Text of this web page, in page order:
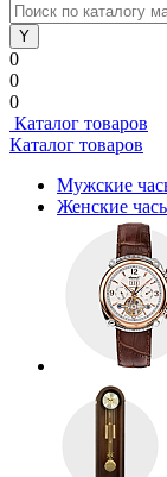
0
0
0
Каталог товаров
Каталог товаров
Мужские
Женские